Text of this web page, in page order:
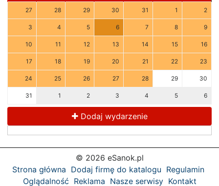
27 28 29 30 31 1 2
3 4 5 6 7 8 9
10 11 12 13 14 15 16
17 18 19 20 21 22 23
24 25 26 27 28 29 30
31 1 2 3 4 5 6
Dodaj wydarzenie
© 2026 eSanok.pl
Strona główna Dodaj firmę do katalogu Regulamin
Oglądalność Reklama Nasze serwisy Kontakt